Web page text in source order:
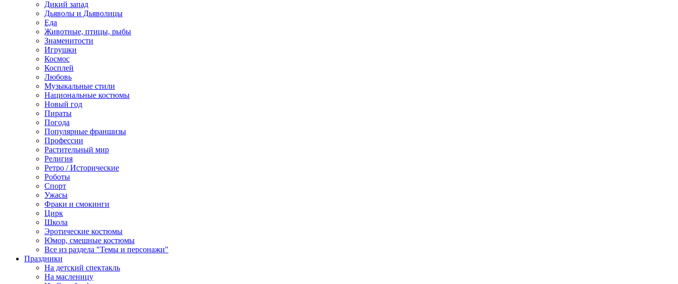
Дикий запад
Дьяволы и Дьяволицы
Еда
Животные, птицы, рыбы
Знаменитости
Игрушки
Космос
Косплей
Любовь
Музыкальные стили
Национальные костюмы
Новый год
Пираты
Погода
Популярные франшизы
Профессии
Растительный мир
Религия
Ретро / Исторические
Роботы
Спорт
Ужасы
Фраки и смокинги
Цирк
Школа
Эротические костюмы
Юмор, смешные костюмы
Все из раздела "Темы и персонажи"
Праздники
На детский спектакль
На масленицу